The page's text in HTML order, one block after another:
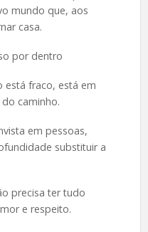
mundo que, aos
casa.
por dentro
está fraco, está em
caminho.
em pessoas,
substituir a
precisa ter tudo
e respeito.